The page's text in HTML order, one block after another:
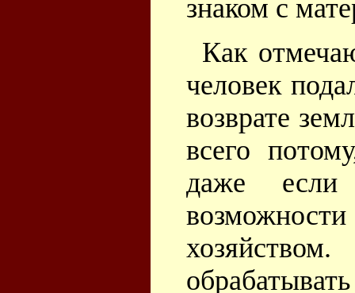
знаком с
Как
человек
возврате
всего
даже